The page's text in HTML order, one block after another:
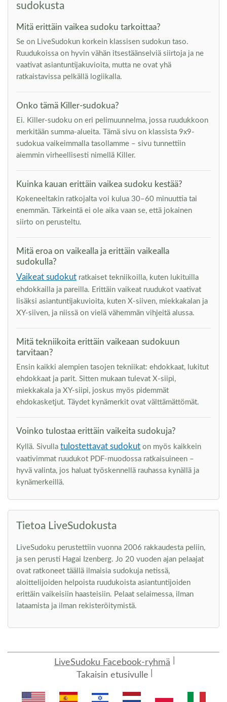
sudokusta
Mitä erittäin vaikea sudoku tarkoittaa?
Se on LiveSudokun korkein klassisen sudokun taso.
Ruudukoissa on hyvin vähän itsestäänselviä siirtoja ja ne
vaativat asiantuntijakuvioita, mutta ne ovat yhä
ratkaistavissa pelkällä logiikalla.
Onko tämä Killer-sudokua?
Ei. Killer-sudoku on eri pelimuunnelma, jossa ruudukkoon
merkitään summa-alueita. Tämä sivu on klassista 9x9-
sudokua vaikeimmalla tasollamme – sivu tunnettiin
aiemmin virheellisesti nimellä Killer.
Kuinka kauan erittäin vaikea sudoku kestää?
Kokeneeltakin ratkojalta voi kulua 30–60 minuuttia tai
enemmän. Tärkeintä ei ole aika vaan se, että jokainen
siirto on perusteltu.
Mitä eroa on vaikealla ja erittäin vaikealla
sudokulla?
Vaikeat sudokut ratkaiset tekniikoilla, kuten lukituilla
ehdokkailla ja pareilla. Erittäin vaikeat ruudukot vaativat
lisäksi asiantuntijakuvioita, kuten X-siiven, miekkakalan ja
XY-siiven, ja niissä on vielä vähemmän vihjeitä alussa.
Mitä tekniikoita erittäin vaikeaan sudokuun
tarvitaan?
Ensin kaikki alempien tasojen tekniikat: ehdokkaat, lukitut
ehdokkaat ja parit. Sitten mukaan tulevat X-siipi,
miekkakala ja XY-siipi, joskus myös pidemmät
ehdokasketjut. Täydet kynämerkit ovat välttämättömät.
Voinko tulostaa erittäin vaikeita sudokuja?
Kyllä. Sivulla tulostettavat sudokut on myös kaikkein
vaativimmat ruudukot PDF-muodossa ratkaisuineen –
hyvä valinta, jos haluat työskennellä rauhassa kynällä ja
kynämerkeillä.
Tietoa LiveSudokusta
LiveSudoku perustettiin vuonna 2006 rakkaudesta peliin,
ja sen perusti Hagai Izenberg. Jo 20 vuoden ajan pelaajat
ovat ratkoneet täällä ilmaisia sudokuja netissä,
aloittelijoiden helpoista ruudukoista asiantuntijoiden
erittäin vaikeisiin haasteisiin. Pelaat selaimessa, ilman
lataamista ja ilman rekisteröitymistä.
LiveSudoku Facebook-ryhmä
Takaisin etusivulle